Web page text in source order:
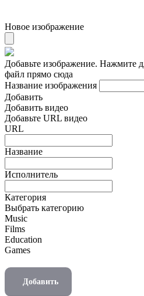
Новое изображение
Добавьте изображение. Нажмите
файл прямо сюда
Название изображения
Добавить
Добавить видео
Добавьте URL видео
URL
Название
Исполнитель
Категория
Выбрать категорию
Music
Films
Education
Games
Добавить